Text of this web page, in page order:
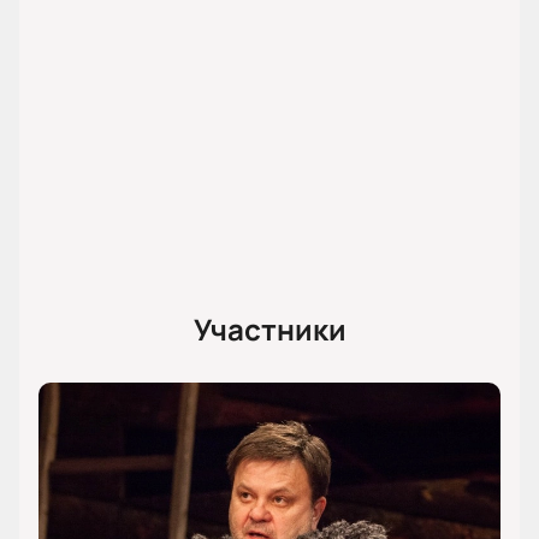
Юрий Кравец
Колесниченко, Юлия Ковалёва, Данил Стеклов,
Олег Гаас, Сергей Беляев, Ольга Воронина
Участники